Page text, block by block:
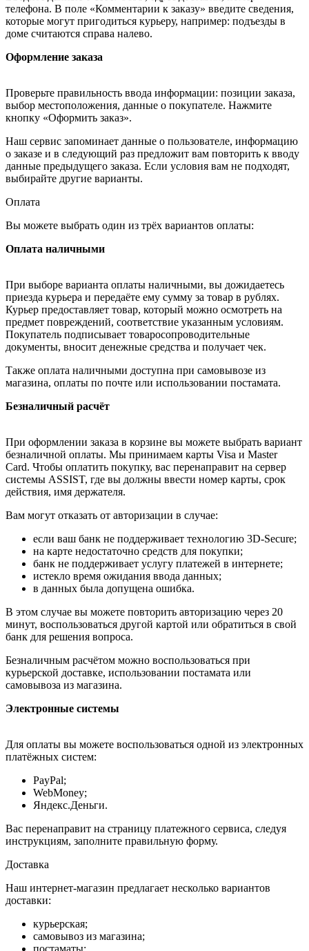
телефона. В поле «Комментарии к заказу» введите сведения,
которые могут пригодиться курьеру, например: подъезды в
доме считаются справа налево.
Оформление заказа
Проверьте правильность ввода информации: позиции заказа,
выбор местоположения, данные о покупателе. Нажмите
кнопку «Оформить заказ».
Наш сервис запоминает данные о пользователе, информацию
о заказе и в следующий раз предложит вам повторить к вводу
данные предыдущего заказа. Если условия вам не подходят,
выбирайте другие варианты.
Оплата
Вы можете выбрать один из трёх вариантов оплаты:
Оплата наличными
При выборе варианта оплаты наличными, вы дожидаетесь
приезда курьера и передаёте ему сумму за товар в рублях.
Курьер предоставляет товар, который можно осмотреть на
предмет повреждений, соответствие указанным условиям.
Покупатель подписывает товаросопроводительные
документы, вносит денежные средства и получает чек.
Также оплата наличными доступна при самовывозе из
магазина, оплаты по почте или использовании постамата.
Безналичный расчёт
При оформлении заказа в корзине вы можете выбрать вариант
безналичной оплаты. Мы принимаем карты Visa и Master
Card. Чтобы оплатить покупку, вас перенаправит на сервер
системы ASSIST, где вы должны ввести номер карты, срок
действия, имя держателя.
Вам могут отказать от авторизации в случае:
если ваш банк не поддерживает технологию 3D-Secure;
на карте недостаточно средств для покупки;
банк не поддерживает услугу платежей в интернете;
истекло время ожидания ввода данных;
в данных была допущена ошибка.
В этом случае вы можете повторить авторизацию через 20
минут, воспользоваться другой картой или обратиться в свой
банк для решения вопроса.
Безналичным расчётом можно воспользоваться при
курьерской доставке, использовании постамата или
самовывоза из магазина.
Электронные системы
Для оплаты вы можете воспользоваться одной из электронных
платёжных систем:
PayPal;
WebMoney;
Яндекс.Деньги.
Вас перенаправит на страницу платежного сервиса, следуя
инструкциям, заполните правильную форму.
Доставка
Наш интернет-магазин предлагает несколько вариантов
доставки:
курьерская;
самовывоз из магазина;
постаматы;